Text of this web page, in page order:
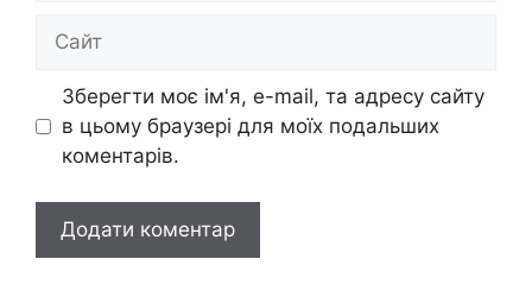
Сайт
Зберегти моє ім'я, e-mail, та адресу сайту
в цьому браузері для моїх подальших
коментарів.